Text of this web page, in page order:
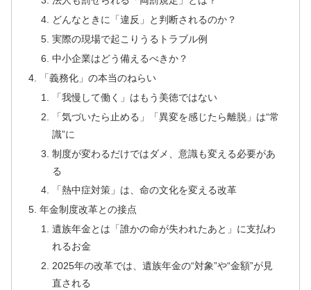
どんなときに「違反」と判断されるのか？
実際の現場で起こりうるトラブル例
中小企業はどう備えるべきか？
「義務化」の本当のねらい
「我慢して働く」はもう美徳ではない
「気づいたら止める」「異変を感じたら離脱」は“常
識”に
制度が変わるだけではダメ、意識も変える必要があ
る
「熱中症対策」は、命の文化を変える改革
年金制度改革との接点
遺族年金とは「誰かの命が失われたあと」に支払わ
れるお金
2025年の改革では、遺族年金の“対象”や“金額”が見
直される